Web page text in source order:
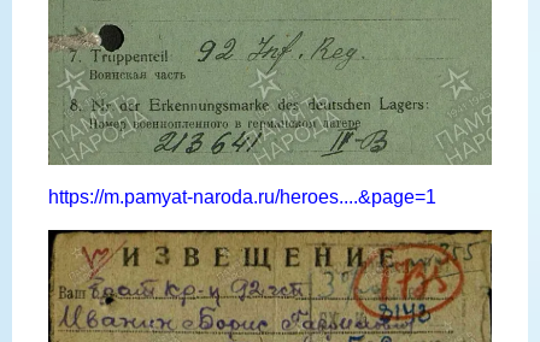
https://m.pamyat-naroda.ru/heroes....&page=1